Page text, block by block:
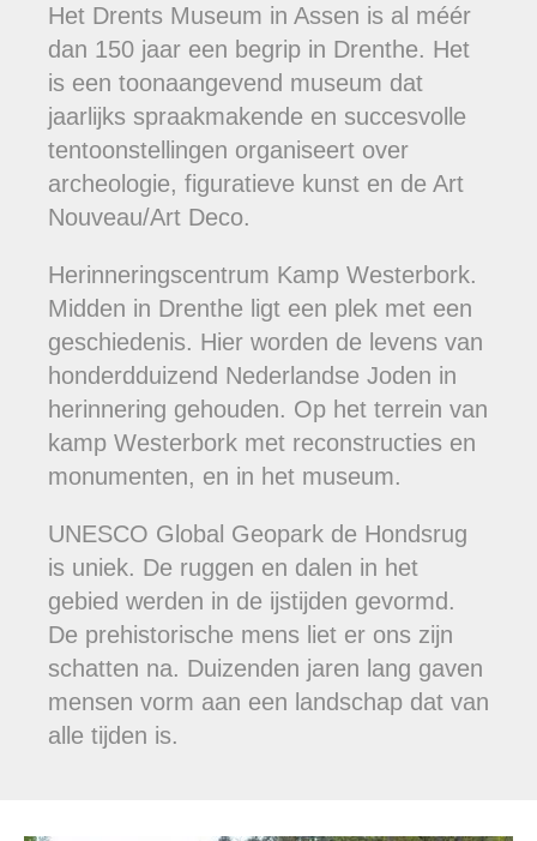
Het Drents Museum in Assen is al méér
dan 150 jaar een begrip in Drenthe. Het
is een toonaangevend museum dat
jaarlijks spraakmakende en succesvolle
tentoonstellingen organiseert over
archeologie, figuratieve kunst en de Art
Nouveau/Art Deco.
Herinneringscentrum Kamp Westerbork.
Midden in Drenthe ligt een plek met een
geschiedenis. Hier worden de levens van
honderdduizend Nederlandse Joden in
herinnering gehouden. Op het terrein van
kamp Westerbork met reconstructies en
monumenten, en in het museum.
UNESCO Global Geopark de Hondsrug
is uniek. De ruggen en dalen in het
gebied werden in de ijstijden gevormd.
De prehistorische mens liet er ons zijn
schatten na. Duizenden jaren lang gaven
mensen vorm aan een landschap dat van
alle tijden is.